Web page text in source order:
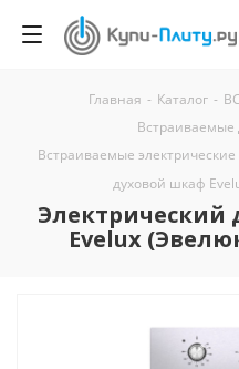
Главная - Каталог -
Встраиваемые
духовой шкаф
Evelux